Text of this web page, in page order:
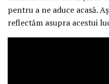
pentru a ne aduce acasă.
reflectăm asupra acestui